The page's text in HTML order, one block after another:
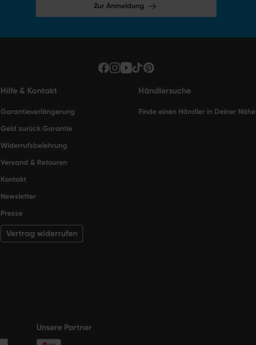
Zur Anmeldung
Hilfe & Kontakt
Garantieverlängerung
Geld zurück Garantie
Widerrufsbelehrung
Versand & Retouren
Kontakt
Newsletter
Presse
Vertrag widerrufen
Händlersuche
Finde einen Händler in Deiner Nähe
Unsere Partner